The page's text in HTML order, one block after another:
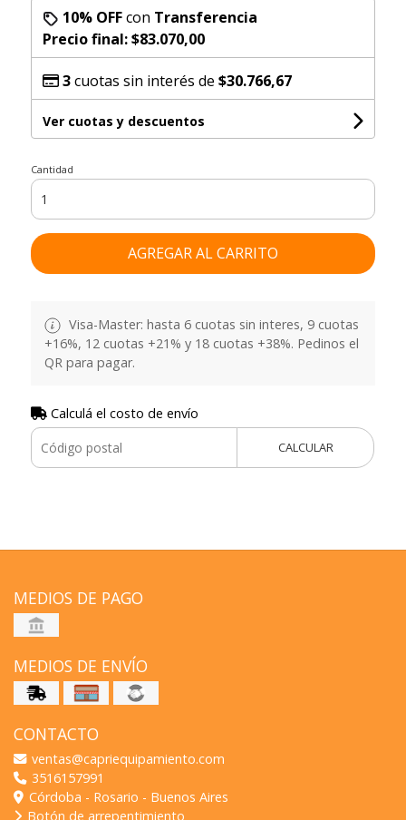
10% OFFcon Transferencia
Precio final:$83.070,00
3cuotas sin interés de $30.766,67
Ver cuotas y descuentos
Cantidad
AGREGAR AL CARRITO
Visa-Master: hasta 6 cuotas sin interes, 9 cuotas
+16%, 12 cuotas +21% y 18 cuotas +38%. Pedinos el
QR para pagar.
Calculá el costo de envío
CALCULAR
MEDIOS DE PAGO
MEDIOS DE ENVÍO
CONTACTO
ventas@capriequipamiento.com
3516157991
Córdoba - Rosario - Buenos Aires
Botón de arrepentimiento